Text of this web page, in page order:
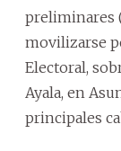
preliminares
movilizarse
Electoral,
Ayala, en
principales